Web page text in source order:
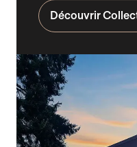
Découvrir